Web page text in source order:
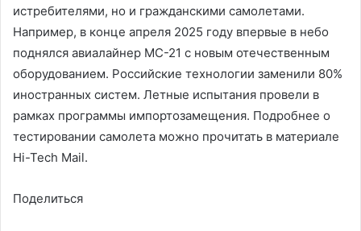
истребителями, но и гражданскими самолетами.
Например, в конце апреля 2025 году впервые в небо
поднялся авиалайнер МС-21 с новым отечественным
оборудованием. Российские технологии заменили 80%
иностранных систем. Летные испытания провели в
рамках программы импортозамещения. Подробнее о
тестировании самолета можно прочитать в материале
Hi-Tech Mail.
Поделиться